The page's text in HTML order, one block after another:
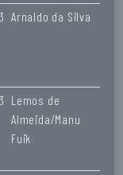
Arnaldo da Silva
Lemos de
Almeida/Manu
Fuik